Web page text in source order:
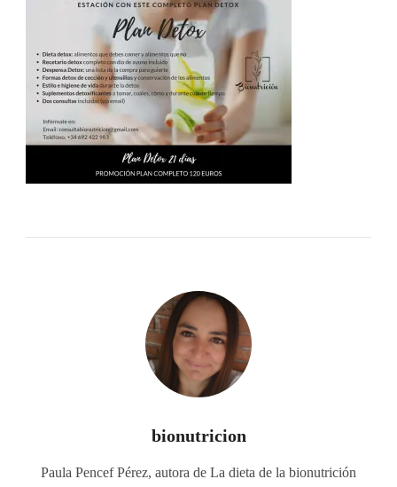
bionutricion
Paula Pencef Pérez, autora de La dieta de la bionutrición